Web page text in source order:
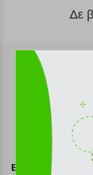
Δε
Επικοινωνία